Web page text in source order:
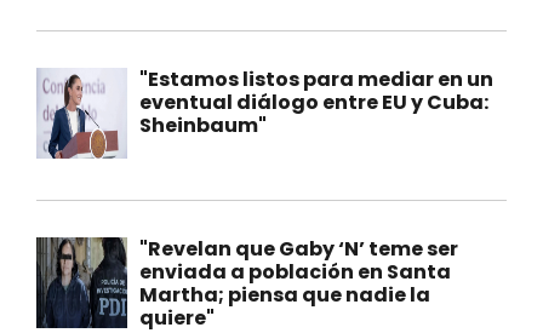
"Estamos listos para mediar en un
eventual diálogo entre EU y Cuba:
Sheinbaum"
"Revelan que Gaby ‘N’ teme ser
enviada a población en Santa
Martha; piensa que nadie la
quiere"